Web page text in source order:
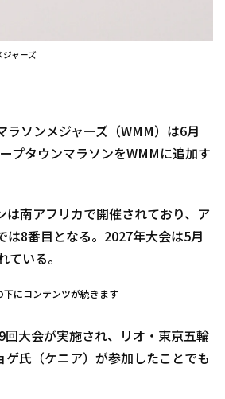
ャーズ
ラソンメジャーズ（WMM）は6月
プタウンマラソンをWMMに追加す
は南アフリカで開催されており、ア
は8番目となる。2027年大会は5月
ている。
下にコンテンツが続きます
回大会が実施され、リオ・東京五輪
ゲ氏（ケニア）が参加したことでも